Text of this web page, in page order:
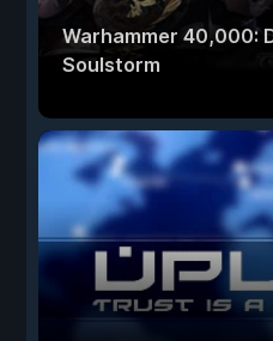
Warhammer 40,000:
Soulstorm